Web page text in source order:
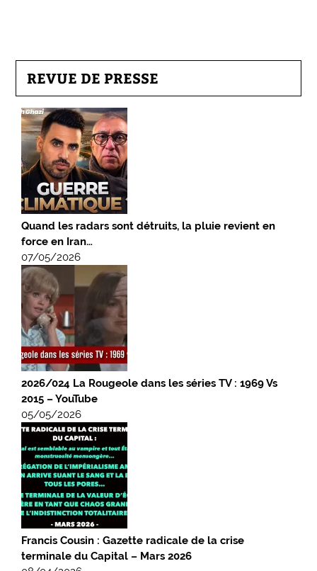
REVUE DE PRESSE
Quand les radars sont détruits, la pluie revient en
force en Iran…
07/05/2026
2026/024 La Rougeole dans les séries TV : 1969 Vs
2015 – YouTube
05/05/2026
Francis Cousin : Gazette radicale de la crise
terminale du Capital – Mars 2026